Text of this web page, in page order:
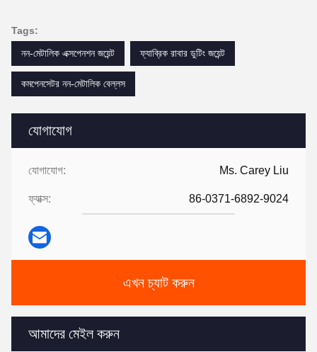
যোগাযোগ
যোগাযোগ: Ms. Carey Liu
ফ্যাক্স: 86-0371-6892-9024
এখন চ্যাট করুন
আমাদের মেইল করুন
Tags:
নন-মেটালিক এক্সপেনশন জয়েন্ট
ফ্যাব্রিক রাবার ডুটিং জয়েন্ট
কমপেনসেটর নন-মেটালিক বেল্লস